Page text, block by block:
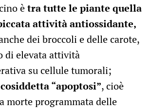
ètra tutte le piante quella
attività antiossidante,
dei broccoli e delle carote,
di elevata attività
su cellule tumorali;
“apoptosi”, cioè
morte programmata delle